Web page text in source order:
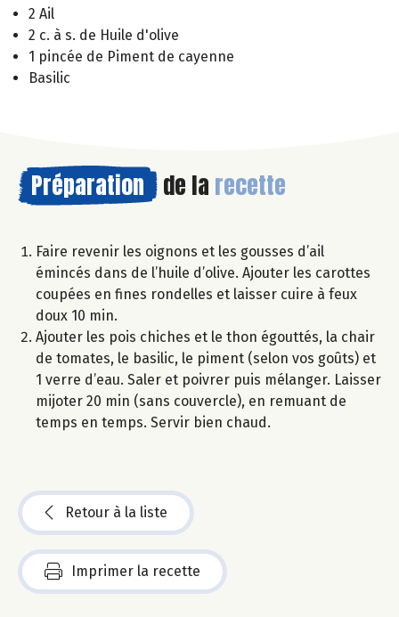
2 Ail
2 c. à s. de Huile d'olive
1 pincée de Piment de cayenne
Basilic
Préparation de la recette
Faire revenir les oignons et les gousses d’ail
émincés dans de l’huile d’olive. Ajouter les carottes
coupées en fines rondelles et laisser cuire à feux
doux 10 min.
Ajouter les pois chiches et le thon égouttés, la chair
de tomates, le basilic, le piment (selon vos goûts) et
1 verre d’eau. Saler et poivrer puis mélanger. Laisser
mijoter 20 min (sans couvercle), en remuant de
temps en temps. Servir bien chaud.
Retour à la liste
Imprimer la recette